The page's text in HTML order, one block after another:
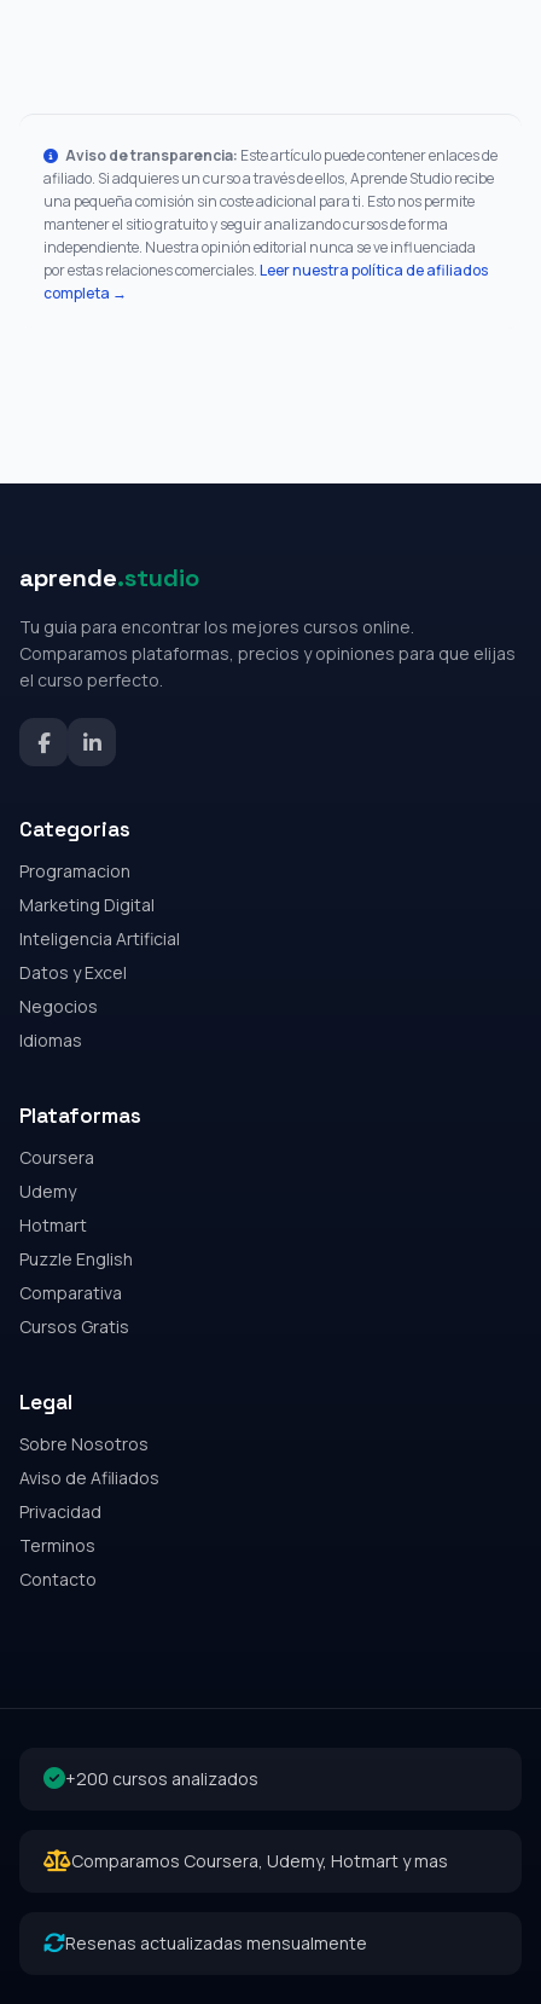
Aviso de transparencia: Este artículo puede contener enlaces de
afiliado. Si adquieres un curso a través de ellos, Aprende Studio recibe
una pequeña comisión sin coste adicional para ti. Esto nos permite
mantener el sitio gratuito y seguir analizando cursos de forma
independiente. Nuestra opinión editorial nunca se ve influenciada
por estas relaciones comerciales.Leer nuestra política de afiliados
completa →
aprende.studio
Tu guia para encontrar los mejores cursos online.
Comparamos plataformas, precios y opiniones para que elijas
el curso perfecto.
Categorias
Programacion
Marketing Digital
Inteligencia Artificial
Datos y Excel
Negocios
Idiomas
Plataformas
Coursera
Udemy
Hotmart
Puzzle English
Comparativa
Cursos Gratis
Legal
Sobre Nosotros
Aviso de Afiliados
Privacidad
Terminos
Contacto
+200 cursos analizados
Comparamos Coursera, Udemy, Hotmart y mas
Resenas actualizadas mensualmente